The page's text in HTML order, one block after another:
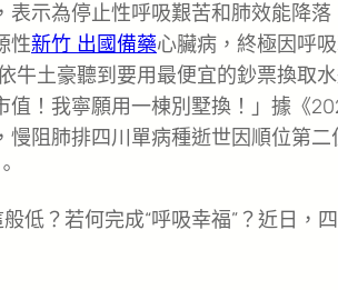
表示為停止性呼吸艱苦和肺效能降落
性新竹 出國備藥心臟病，終極因呼
牛土豪聽到要用最便宜的鈔票換取
！我寧願用一棟別墅換！」據《
慢阻肺排四川單病種逝世因順位第
低？若何完成“呼吸幸福”？近日，